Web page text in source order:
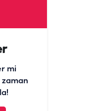
mi
zaman